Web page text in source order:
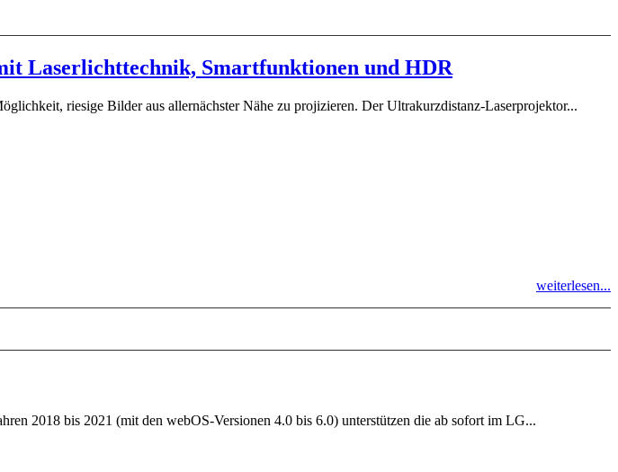
Laserlichttechnik, Smartfunktionen und HDR
riesige Bilder aus allernächster Nähe zu projizieren. Der Ultrakurzdistanz-Laserprojektor...
weiterlesen...
2018 bis 2021 (mit den webOS-Versionen 4.0 bis 6.0) unterstützen die ab sofort im LG...